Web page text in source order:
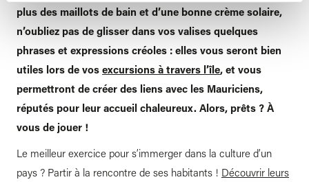
plus des maillots de bain et d’une bonne crème solaire,
n’oubliez pas de glisser dans vos valises quelques
phrases et expressions créoles : elles vous seront bien
utiles lors de vos excursions à travers l’île, et vous
permettront de créer des liens avec les Mauriciens,
réputés pour leur accueil chaleureux. Alors, prêts ? À
vous de jouer !
Le meilleur exercice pour s’immerger dans la culture d’un
pays ? Partir à la rencontre de ses habitants ! Découvrir leurs